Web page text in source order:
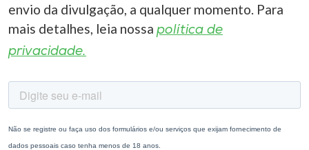
envio da divulgação, a qualquer momento. Para
mais detalhes, leia nossa política de
privacidade.